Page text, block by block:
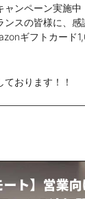
ンペーン実施中
スの皆様に、感
ギフトカード
おります！！